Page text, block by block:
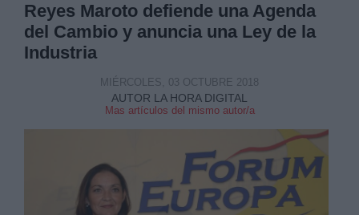
Reyes Maroto defiende una Agenda
del Cambio y anuncia una Ley de la
Industria
AUTOR LA HORA DIGITAL
Mas artículos del mismo autor/a
MIÉRCOLES, 03 OCTUBRE 2018
Legitimación:
Destinatarios: